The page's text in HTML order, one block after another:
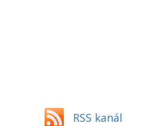
RSS kanál